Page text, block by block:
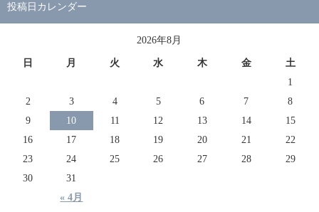
投稿日カレンダー
2026年8月
日 月 火 水 木 金 土
« 4月
1
2
3 4 5 6 7
8
9
10 11 12 13 14
15
16
17 18 19 20 21
22
23
24 25 26 27 28
29
30
31